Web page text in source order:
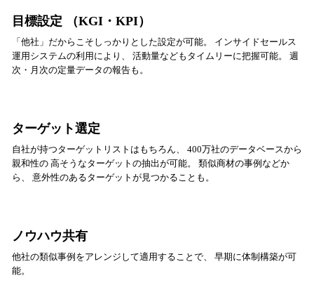
目標設定 （KGI・KPI）
「他社」だからこそしっかりとした設定が可能。 インサイドセールス
運用システムの利用により、 活動量などもタイムリーに把握可能。 週
次・月次の定量データの報告も。
ターゲット選定
自社が持つターゲットリストはもちろん、 400万社のデータベースから
親和性の 高そうなターゲットの抽出が可能。 類似商材の事例などか
ら、 意外性のあるターゲットが見つかることも。
ノウハウ共有
他社の類似事例をアレンジして適用することで、 早期に体制構築が可
能。